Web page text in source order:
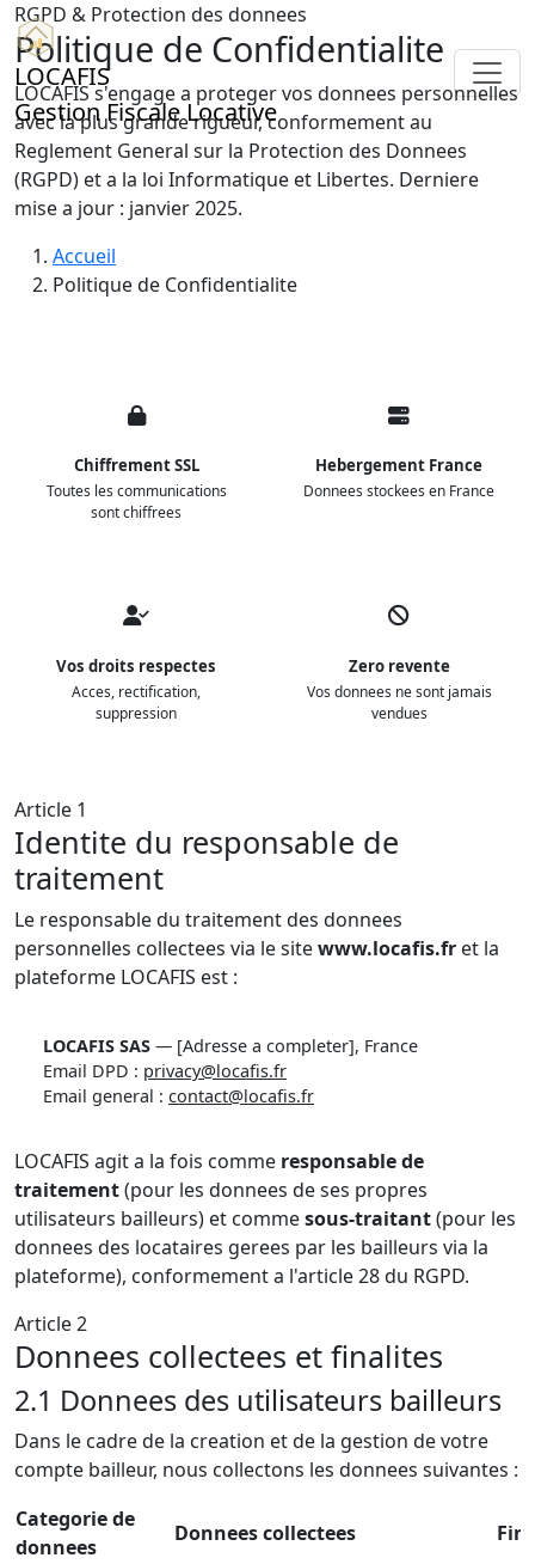
LOCAFIS
Gestion Fiscale Locative
RGPD & Protection des donnees
Politique de Confidentialite
LOCAFIS s'engage a proteger vos donnees personnelles
avec la plus grande rigueur, conformement au
Reglement General sur la Protection des Donnees
(RGPD) et a la loi Informatique et Libertes. Derniere
mise a jour : janvier 2025.
Accueil
Politique de Confidentialite
Chiffrement SSL
Toutes les communications
sont chiffrees
Hebergement France
Donnees stockees en France
Vos droits respectes
Acces, rectification,
suppression
Zero revente
Vos donnees ne sont jamais
vendues
Article 1
Identite du responsable de
traitement
Le responsable du traitement des donnees
personnelles collectees via le sitewww.locafis.fr et la
plateforme LOCAFIS est :
LOCAFIS SAS — [Adresse a completer], France
Email DPD : privacy@locafis.fr
Email general : contact@locafis.fr
LOCAFIS agit a la fois comme responsable de
traitement(pour les donnees de ses propres
utilisateurs bailleurs) et commesous-traitant(pour les
donnees des locataires gerees par les bailleurs via la
plateforme), conformement a l'article 28 du RGPD.
Article 2
Donnees collectees et finalites
2.1 Donnees des utilisateurs bailleurs
Dans le cadre de la creation et de la gestion de votre
compte bailleur, nous collectons les donnees suivantes :
Categorie de
donnees
Donnees collectees